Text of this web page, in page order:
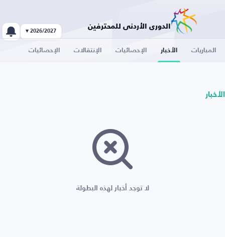
الدوري الأردني للمحترفين
2026/2027 ▾
المباريات الأخبار الإحصائيات الإنتقالات الإحصائيات
الأخبار
لا توجد أخبار لهذه البطولة